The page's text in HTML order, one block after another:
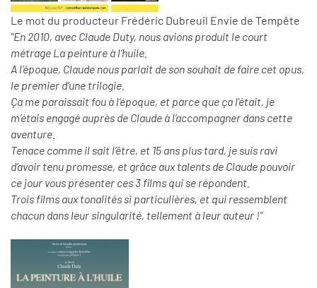
Le mot du producteur Frédéric Dubreuil Envie de Tempête
"En 2010, avec Claude Duty, nous avions produit le court
métrage La peinture à l’huile.
A l’époque, Claude nous parlait de son souhait de faire cet opus,
le premier d’une trilogie.
Ça me paraissait fou à l’époque, et parce que ça l'était, je
m’étais engagé auprès de Claude à l’accompagner dans cette
aventure.
Tenace comme il sait l’être, et 15 ans plus tard, je suis ravi
d’avoir tenu promesse, et grâce aux talents de Claude pouvoir
ce jour vous présenter ces 3 films qui se répondent.
Trois films aux tonalités si particulières, et qui ressemblent
chacun dans leur singularité, tellement à leur auteur !"